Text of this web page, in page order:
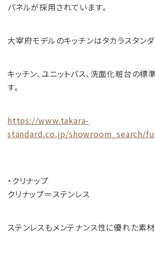
パネルが採用されています。
大宰府モデルのキッチンはタカラスタンダ
キッチン、ユニットバス、洗面化粧台の標
す。
https://www.takara-
standard.co.jp/showroom_search/
・クリナップ
クリナップ＝ステンレス
ステンレスもメンテナンス性に優れた素材